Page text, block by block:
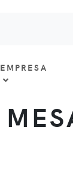
EMPRESA